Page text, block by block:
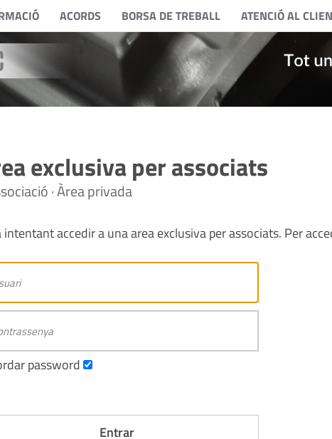
ACORDS BORSA DE TREBALL ATENCIÓ AL
exclusiva per associats
· Àrea privada
intentant accedir a una area exclusiva per associats. Per
password